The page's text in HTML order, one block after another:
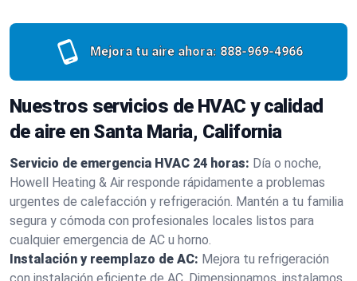
Mejora tu aire ahora: 888-969-4966
Nuestros servicios de HVAC y calidad
de aire en Santa Maria, California
Servicio de emergencia HVAC 24 horas: Día o noche,
Howell Heating & Air responde rápidamente a problemas
urgentes de calefacción y refrigeración. Mantén a tu familia
segura y cómoda con profesionales locales listos para
cualquier emergencia de AC u horno.
Instalación y reemplazo de AC: Mejora tu refrigeración